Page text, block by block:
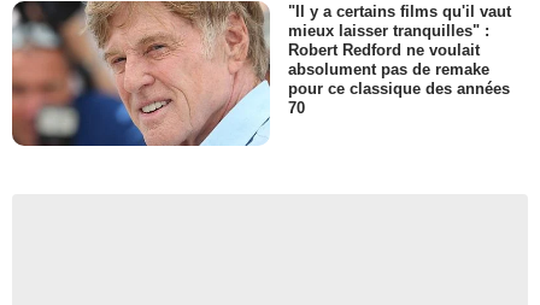
"Il y a certains films qu'il vaut
mieux laisser tranquilles" :
Robert Redford ne voulait
absolument pas de remake
pour ce classique des années
70